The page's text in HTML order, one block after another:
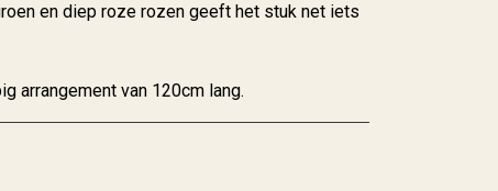
en diep roze rozen geeft het stuk net iets
arrangement van 120cm lang.